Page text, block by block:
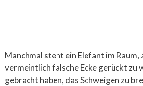
Manchmal steht ein Elefant im
vermeintlich falsche Ecke gerückt zu
gebracht haben, das Schweigen zu